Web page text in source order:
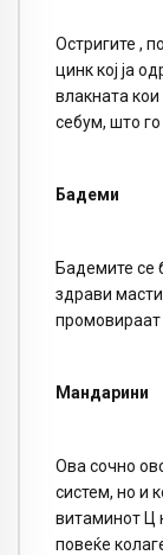
Остригите ,
цинк кој ја
влакната
себум, што
Бадеми
Бадемите се
здрави
промовираат
Мандарини
Ова сочно
систем, но и
витаминот Ц
повеќе